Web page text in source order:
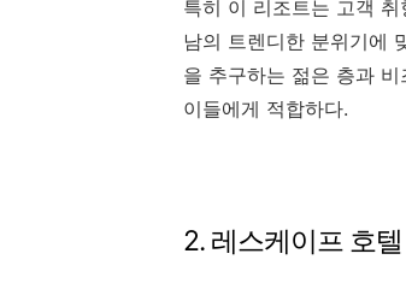
특히 이 리조트는 고객
남의 트렌디한 분위기에
을 추구하는 젊은 층과
이들에게 적합하다.
2. 레스케이프 호